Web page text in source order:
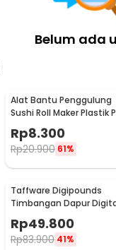
Belum ada
Alat Bantu Penggulung
Sushi Roll Maker Plastik
22x20.5x0.1cm - E1119
Rp8.300
Rp20.900 61%
Taffware Digipounds
Timbangan Dapur
Satuan 1kg 0.1g - i2000
Rp49.800
Rp83.900 41%